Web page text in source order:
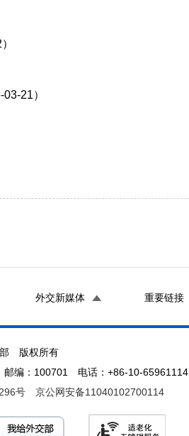
21）
外交新媒体 重要链接
部 版权所有
编：100701 电话：+86-10-65961114
号 京公网安备11040102700114